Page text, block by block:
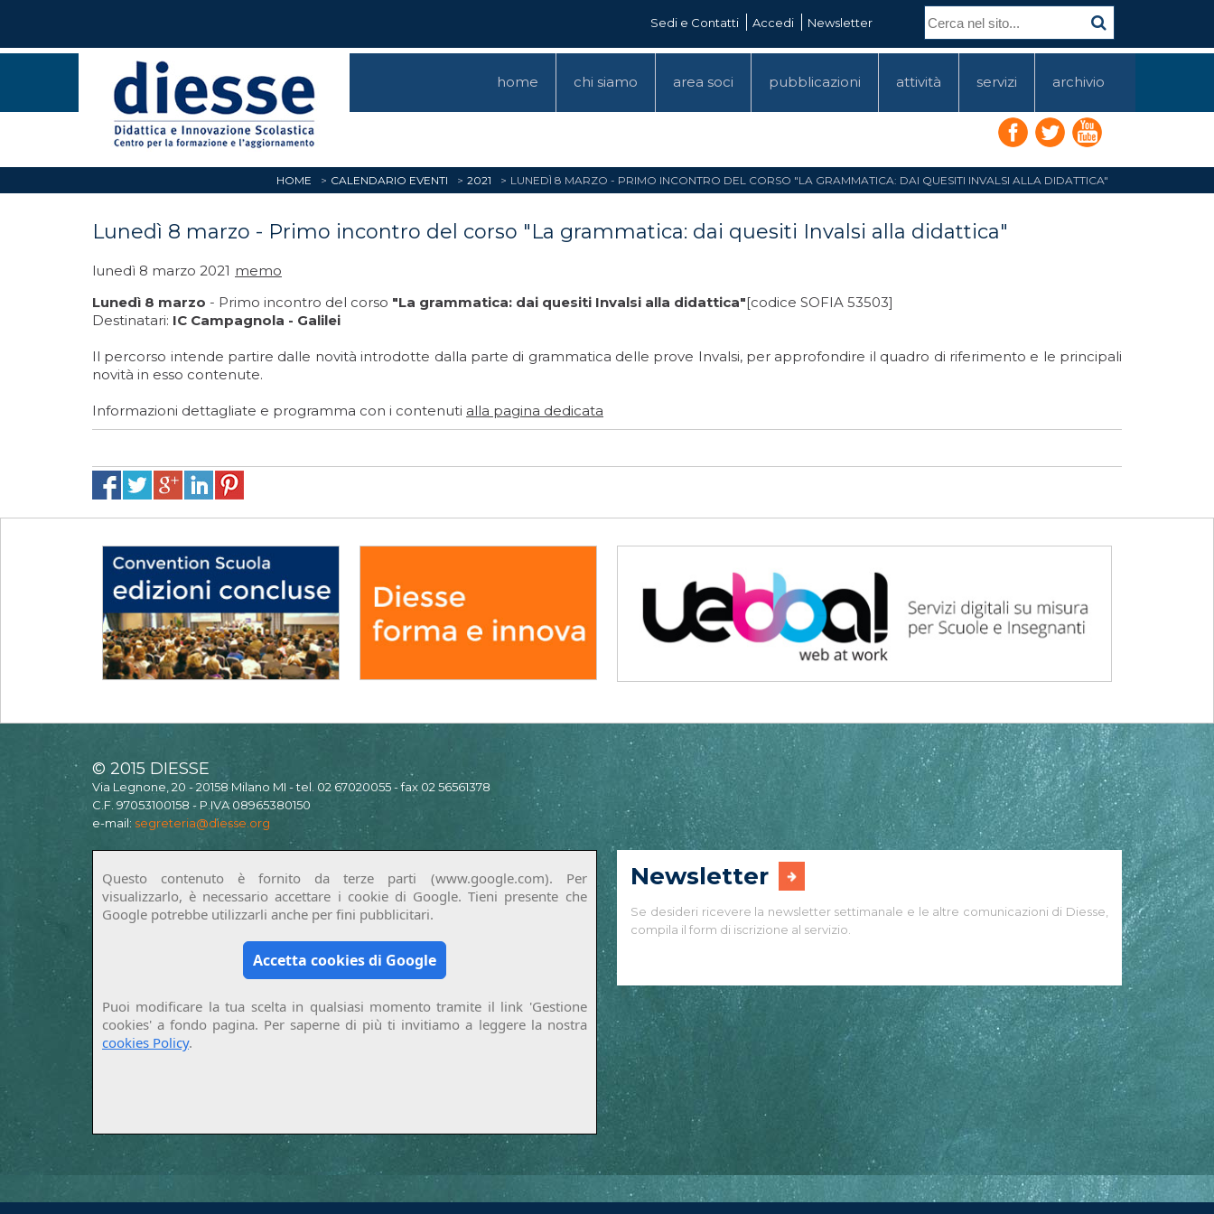
Sedi e Contatti Accedi Newsletter
home chi siamo area soci pubblicazioni attività servizi archivio
HOME CALENDARIO EVENTI 2021 LUNEDÌ 8 MARZO - PRIMO INCONTRO DEL CORSO "LA GRAMMATICA: DAI QUESITI INVALSI ALLA DIDATTICA"
Lunedì 8 marzo - Primo incontro del corso "La grammatica: dai quesiti Invalsi alla didattica"
lunedì 8 marzo 2021 memo
Lunedì 8 marzo - Primo incontro del corso "La grammatica: dai quesiti Invalsi alla didattica"[codice SOFIA 53503]
Destinatari: IC Campagnola - Galilei
Il percorso intende partire dalle novità introdotte dalla parte di grammatica delle prove Invalsi, per approfondire il quadro di riferimento e le principali
novità in esso contenute.
Informazioni dettagliate e programma con i contenuti alla pagina dedicata
© 2015 DIESSE
Via Legnone, 20 - 20158 Milano MI - tel. 02 67020055 - fax 02 56561378
C.F. 97053100158 - P.IVA 08965380150
e-mail: segreteria@diesse.org
Questo contenuto è fornito da terze parti (www.google.com). Per
visualizzarlo, è necessario accettare i cookie di Google. Tieni presente che
Google potrebbe utilizzarli anche per fini pubblicitari.
Accetta cookies di Google
Puoi modificare la tua scelta in qualsiasi momento tramite il link 'Gestione
cookies' a fondo pagina. Per saperne di più ti invitiamo a leggere la nostra
cookies Policy.
Newsletter
Se desideri ricevere la newsletter settimanale e le altre comunicazioni di Diesse,
compila il form di iscrizione al servizio.